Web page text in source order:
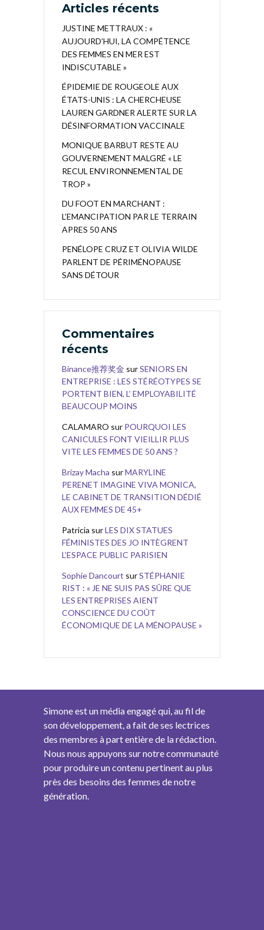
Articles récents
JUSTINE METTRAUX : «
AUJOURD’HUI, LA COMPÉTENCE
DES FEMMES EN MER EST
INDISCUTABLE »
ÉPIDEMIE DE ROUGEOLE AUX
ÉTATS-UNIS : LA CHERCHEUSE
LAUREN GARDNER ALERTE SUR LA
DÉSINFORMATION VACCINALE
MONIQUE BARBUT RESTE AU
GOUVERNEMENT MALGRÉ « LE
RECUL ENVIRONNEMENTAL DE
TROP »
DU FOOT EN MARCHANT :
L’EMANCIPATION PAR LE TERRAIN
APRES 50 ANS
PENÉLOPE CRUZ ET OLIVIA WILDE
PARLENT DE PÉRIMÉNOPAUSE
SANS DÉTOUR
Commentaires
récents
Binance推荐奖金 surSENIORS EN
ENTREPRISE : LES STÉRÉOTYPES SE
PORTENT BIEN, L’ EMPLOYABILITÉ
BEAUCOUP MOINS
CALAMARO sur POURQUOI LES
CANICULES FONT VIEILLIR PLUS
VITE LES FEMMES DE 50 ANS ?
Brizay Macha surMARYLINE
PERENET IMAGINE VIVA MONICA,
LE CABINET DE TRANSITION DÉDIÉ
AUX FEMMES DE 45+
Patricia surLES DIX STATUES
FÉMINISTES DES JO INTÈGRENT
L’ESPACE PUBLIC PARISIEN
Sophie Dancourt surSTÉPHANIE
RIST : « JE NE SUIS PAS SÛRE QUE
LES ENTREPRISES AIENT
CONSCIENCE DU COÛT
ÉCONOMIQUE DE LA MÉNOPAUSE »
Simone est un média engagé qui, au fil de
son développement, a fait de ses lectrices
des membres à part entière de la rédaction.
Nous nous appuyons sur notre communauté
pour produire un contenu pertinent au plus
près des besoins des femmes de notre
génération.